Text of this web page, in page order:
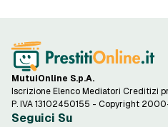
MutuiOnline S.p.A.
Iscrizione Elenco Mediatori Creditizi
P. IVA 13102450155 - Copyright
Seguici Su